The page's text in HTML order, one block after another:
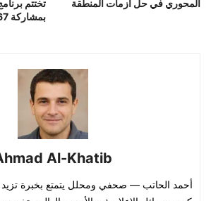
تختتم
بمشاركة 2267 مدرسة
المحوري في حل أزمات المنطقة
Al-Khatib